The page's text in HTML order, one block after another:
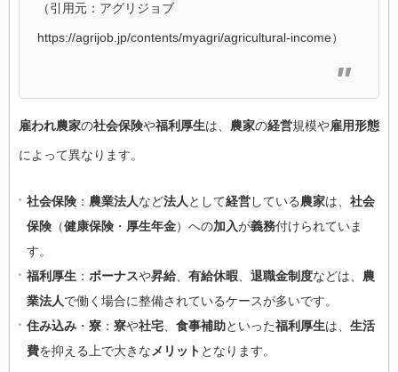
（引用元：アグリジョブ
https://agrijob.jp/contents/myagri/agricultural-income）
雇われ農家の社会保険や福利厚生は、 農家の経営規模や雇用形態
によって異なります。
社会保険 ： 農業法人など法人 として経営している農家は、 社会
保険 （健康保険 ・ 厚生年金）への加入が義務付けられていま
す。
福利厚生 ： ボーナスや昇給、 有給休暇 退職金制度などは、 農
業法人で働く場合に整備されているケースが多いです。
住み込み ・ 寮 ： 寮や社宅 食事補助といった福利厚生は、 生活
費を抑える上で大きな メリット となります。